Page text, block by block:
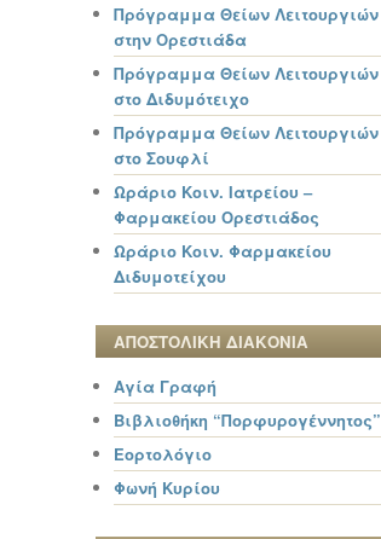
Πρόγραμμα Θείων Λειτουργιών
στην Ορεστιάδα
Πρόγραμμα Θείων Λειτουργιών
στο Διδυμότειχο
Πρόγραμμα Θείων Λειτουργιών
στο Σουφλί
Ωράριο Κοιν. Ιατρείου –
Φαρμακείου Ορεστιάδος
Ωράριο Κοιν. Φαρμακείου
Διδυμοτείχου
ΑΠΟΣΤΟΛΙΚΗ ΔΙΑΚΟΝΙΑ
Αγία Γραφή
Βιβλιοθήκη “Πορφυρογέννητος”
Εορτολόγιο
Φωνή Κυρίου